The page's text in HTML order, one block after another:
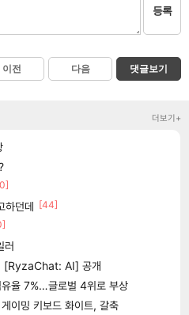
등록
이전 다음 댓글보기
더보기+
하던데 [44]
러
[RyzaChat: AI] 공개
율 7%…글로벌 4위로 부상
이밍 키보드 화이트, 갈축